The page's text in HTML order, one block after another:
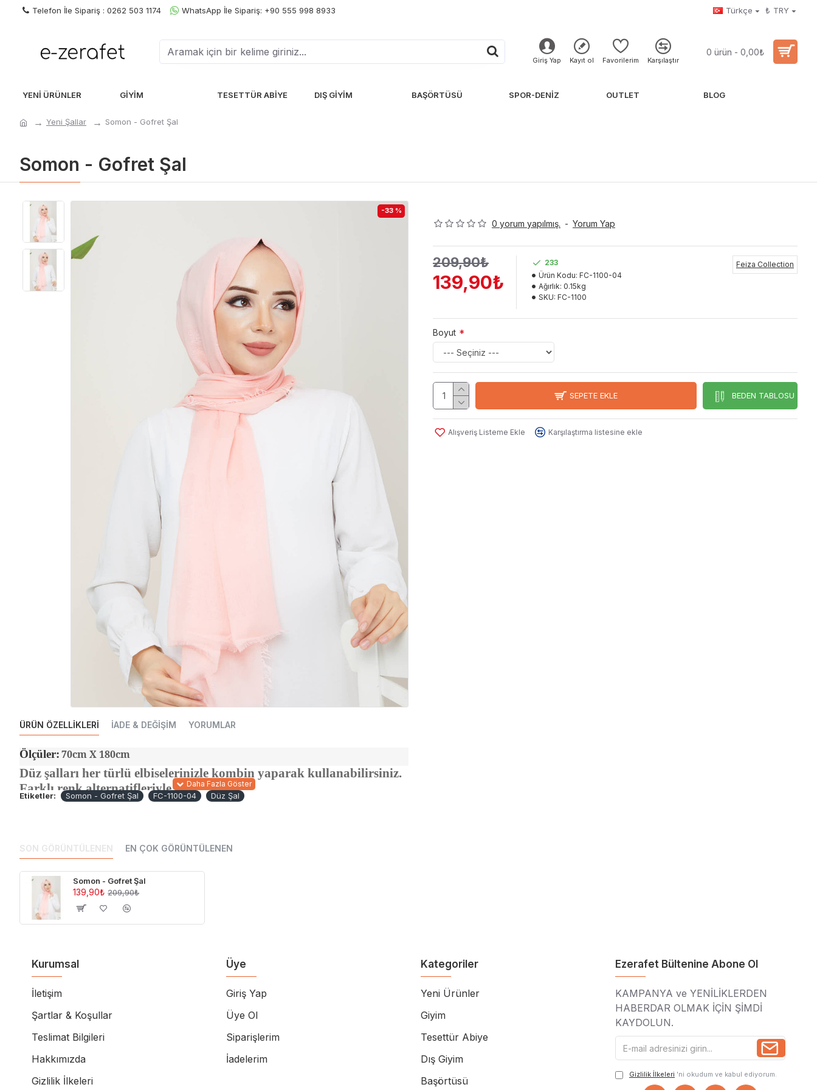
Telefon İle Sipariş : 0262 503 1174 WhatsApp İle Sipariş: +90 555 998 8933 Türkçe ₺ TRY
Giriş Yap Kayıt ol Favorilerim Karşılaştır
0 ürün - 0,00₺
YENI ÜRÜNLER GIYIM TESETTÜR ABIYE DIŞ GIYIM BAŞÖRTÜSÜ SPOR-DENIZ OUTLET BLOG
Yeni Şallar Somon - Gofret Şal
Somon - Gofret Şal
-33 %
ÜRÜN ÖZELLIKLERI İADE & DEĞIŞIM YORUMLAR
Ölçüler:70cm X 180cm
Düz şalları her türlü elbiselerinizle kombin yaparak kullanabilirsiniz.
Farklı renk alternatifleriyle bulabilirsiniz.
0 yorum yapılmış. - Yorum Yap
139,90₺
209,90₺
233
Ürün Kodu: FC-1100-04
Ağırlık: 0.15kg
SKU: FC-1100
Feiza Collection
Boyut
SEPETE EKLE BEDEN TABLOSU
Alışveriş Listeme Ekle Karşılaştırma listesine ekle
Etiketler: Somon - Gofret Şal FC-1100-04 Düz Şal
SON GÖRÜNTÜLENEN EN ÇOK GÖRÜNTÜLENEN
Somon - Gofret Şal
139,90₺ 209,90₺
Kurumsal
İletişim
Şartlar & Koşullar
Teslimat Bilgileri
Hakkımızda
Gizlilik İlkeleri
Üye
Giriş Yap
Üye Ol
Siparişlerim
İadelerim
Kategoriler
Yeni Ürünler
Giyim
Tesettür Abiye
Dış Giyim
Başörtüsü
Ezerafet Bültenine Abone Ol
KAMPANYA ve YENİLİKLERDEN
HABERDAR OLMAK İÇİN ŞİMDİ
KAYDOLUN.
Gizlilik İlkeleri 'ni okudum ve kabul ediyorum.